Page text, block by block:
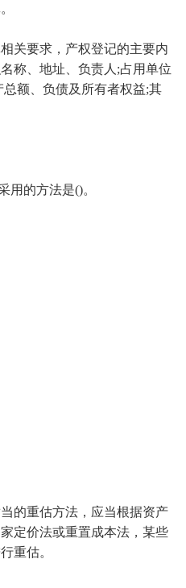
关要求，产权登记的主要内
称、地址、负责人;占用单位
额、负债及所有者权益;其
用的方法是()。
的重估方法，应当根据资产
定价法或重置成本法，某些
重估。